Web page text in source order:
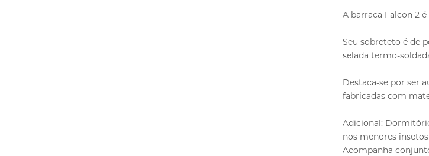
A barraca Falcon 2
Seu sobreteto é de
selada termo-
Destaca-se por ser
fabricadas com
Adicional:
nos menores
Acompanha